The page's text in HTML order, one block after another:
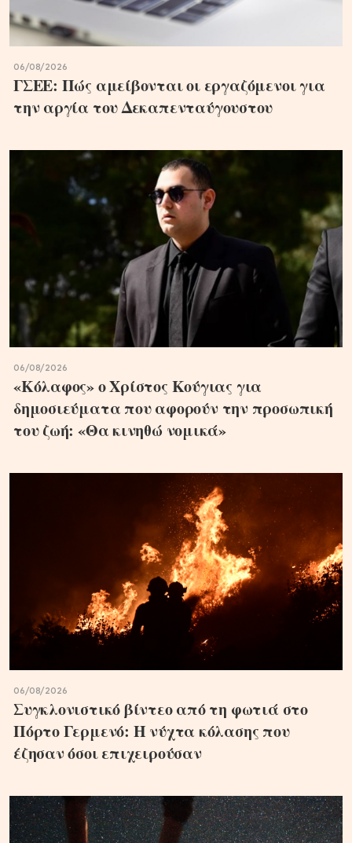
06/08/2026
ΓΣΕΕ: Πώς αμείβονται οι εργαζόμενοι για
την αργία του Δεκαπενταύγουστου
06/08/2026
«Κόλαφος» ο Χρίστος Κούγιας για
δημοσιεύματα που αφορούν την προσωπική
του ζωή: «Θα κινηθώ νομικά»
06/08/2026
Συγκλονιστικό βίντεο από τη φωτιά στο
Πόρτο Γερμενό: Η νύχτα κόλασης που
έζησαν όσοι επιχειρούσαν